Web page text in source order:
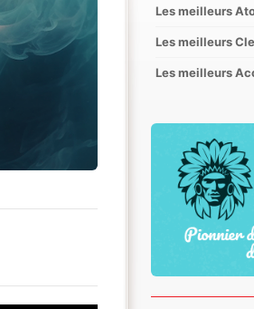
Les meilleurs
Les meilleurs
Les meilleurs